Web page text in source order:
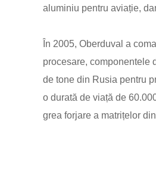
aluminiu pentru aviație,
În 2005, Oberduval a
procesare, componentele
de tone din Rusia pentru
o durată de viață de
grea forjare a matrițelor